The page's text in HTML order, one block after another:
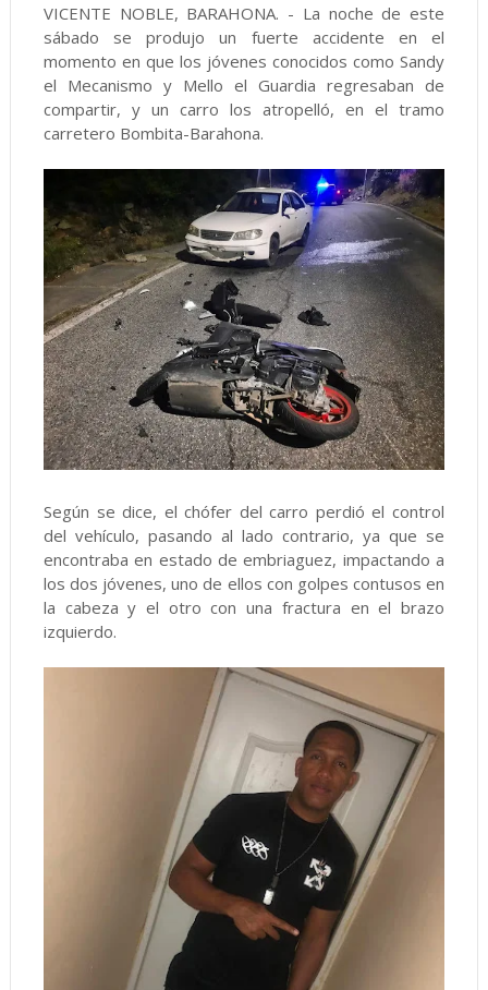
VICENTE NOBLE, BARAHONA. - La noche de este
sábado se produjo un fuerte accidente en el
momento en que los jóvenes conocidos como Sandy
el Mecanismo y Mello el Guardia regresaban de
compartir, y un carro los atropelló, en el tramo
carretero Bombita-Barahona.
Según se dice, el chófer del carro perdió el control
del vehículo, pasando al lado contrario, ya que se
encontraba en estado de embriaguez, impactando a
los dos jóvenes, uno de ellos con golpes contusos en
la cabeza y el otro con una fractura en el brazo
izquierdo.